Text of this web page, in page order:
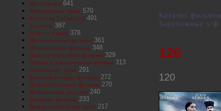
Каталог
Зарубежные х/ф
120
120
Мелодрама 641
Французское кино 570
Классика Голливуда 491
Триллер 387
Балет и танец 378
Исторические фильмы 361
Музыкальные фильмы 348
Приключенческие фильмы 329
Оперы и классическая музыка 313
Английское кино 291
Биографические фильмы 272
Документальные фильмы 270
Итальянские фильмы 240
Военные фильмы 233
Новое российское кино 217